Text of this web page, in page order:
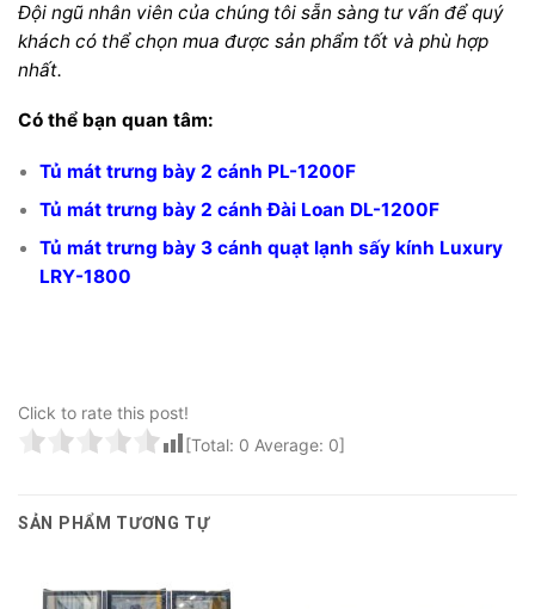
Đội ngũ nhân viên của chúng tôi sẵn sàng tư vấn để quý
khách có thể chọn mua được sản phẩm tốt và phù hợp
nhất.
Có thể bạn quan tâm:
Tủ mát trưng bày 2 cánh PL-1200F
Tủ mát trưng bày 2 cánh Đài Loan DL-1200F
Tủ mát trưng bày 3 cánh quạt lạnh sấy kính Luxury
LRY-1800
Click to rate this post!
[Total: 0 Average: 0]
SẢN PHẨM TƯƠNG TỰ